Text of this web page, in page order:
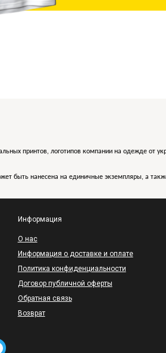
принтов, логотипов компании на одежде от
быть нанесена на единичные экземпляры, а
Информация
O нас
Информация о доставке и оплате
Политика конфиденциальности
Договор публичной оферты
Обратная связь
Возврат